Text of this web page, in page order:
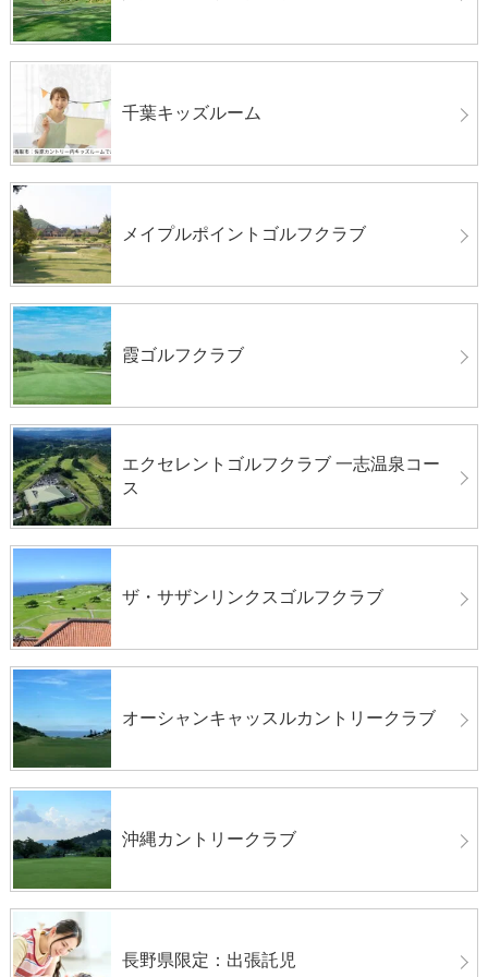
千葉キッズルーム
メイプルポイントゴルフクラブ
霞ゴルフクラブ
エクセレントゴルフクラブ 一志温泉コー
ス
ザ・サザンリンクスゴルフクラブ
オーシャンキャッスルカントリークラブ
沖縄カントリークラブ
長野県限定：出張託児